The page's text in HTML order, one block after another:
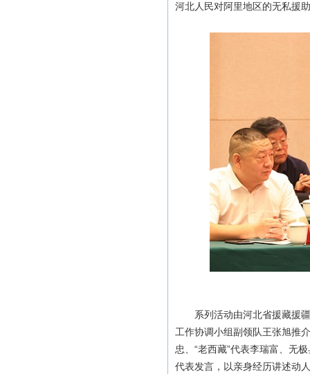
河北人民对阿里地区的无私援
系列活动由河北省援藏援疆
工作协调小组副领队王张旭推
忠、“老西藏”代表李瑞富、无
代表发言，以亲身经历讲述动